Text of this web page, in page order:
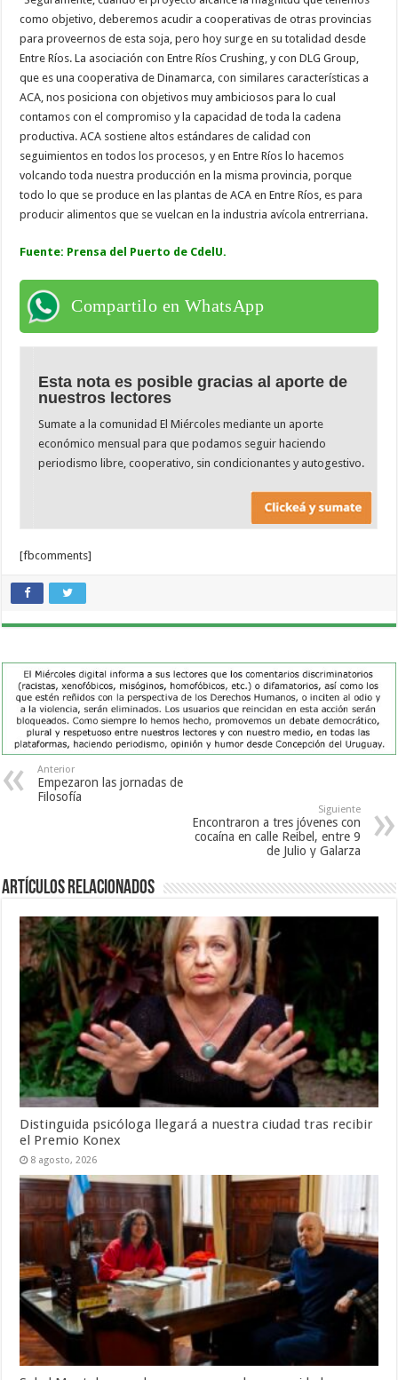
como objetivo, deberemos acudir a cooperativas de otras provincias
para proveernos de esta soja, pero hoy surge en su totalidad desde
Entre Ríos. La asociación con Entre Ríos Crushing, y con DLG Group,
que es una cooperativa de Dinamarca, con similares características a
ACA, nos posiciona con objetivos muy ambiciosos para lo cual
contamos con el compromiso y la capacidad de toda la cadena
productiva. ACA sostiene altos estándares de calidad con
seguimientos en todos los procesos, y en Entre Ríos lo hacemos
volcando toda nuestra producción en la misma provincia, porque
todo lo que se produce en las plantas de ACA en Entre Ríos, es para
producir alimentos que se vuelcan en la industria avícola entrerriana.
Fuente: Prensa del Puerto de CdelU.
Compartilo en WhatsApp
Esta nota es posible gracias al aporte de
nuestros lectores
Sumate a la comunidad El Miércoles mediante un aporte
económico mensual para que podamos seguir haciendo
periodismo libre, cooperativo, sin condicionantes y autogestivo.
[fbcomments]
Anterior
Empezaron las jornadas de
Filosofía
Siguiente
Encontraron a tres jóvenes con
cocaína en calle Reibel, entre 9
de Julio y Galarza
Artículos Relacionados
Distinguida psicóloga llegará a nuestra ciudad tras recibir
el Premio Konex
8 agosto, 2026